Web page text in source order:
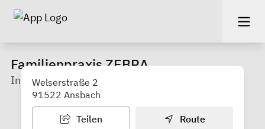
Familienpraxis ZEBRA
Inh. Hebamme Kathrin Bauer
Welserstraße 2
91522 Ansbach
Teilen Route